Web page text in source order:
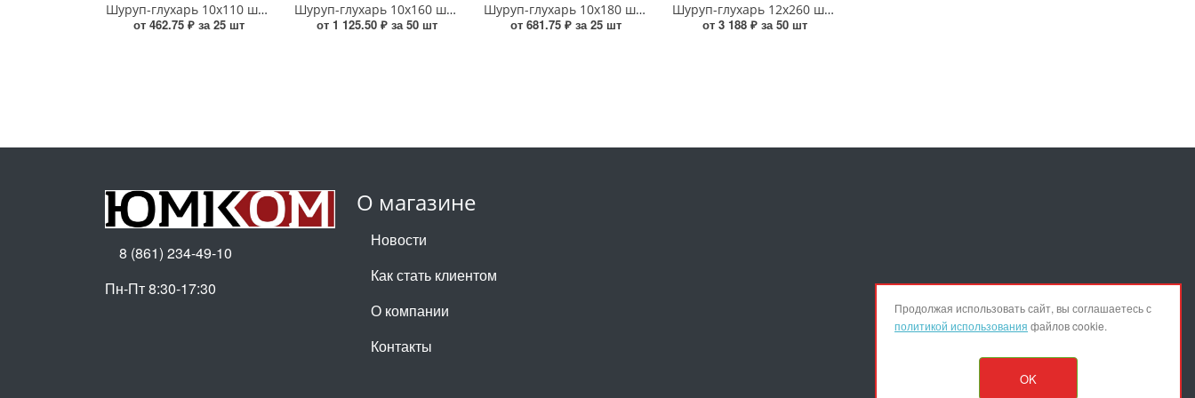
Шуруп-глухарь 10х110 шестигранный оцинкованный УТ000016634
от 462.75 ₽ за 25 шт
Шуруп-глухарь 10х160 шестигранный оцинкованный УТ000016638
от 1 125.50 ₽ за 50 шт
Шуруп-глухарь 10х180 шестигранный оцинкованный УТ000016639
от 681.75 ₽ за 25 шт
Шуруп-глухарь 12х260 шестигранный оцинкованный УТ000016656
от 3 188 ₽ за 50 шт
О магазине
Новости
Как стать клиентом
О компании
Контакты
8 (861) 234-49-10
Пн-Пт 8:30-17:30
Продолжая использовать сайт, вы соглашаетесь с
политикой использования файлов cookie.
OK